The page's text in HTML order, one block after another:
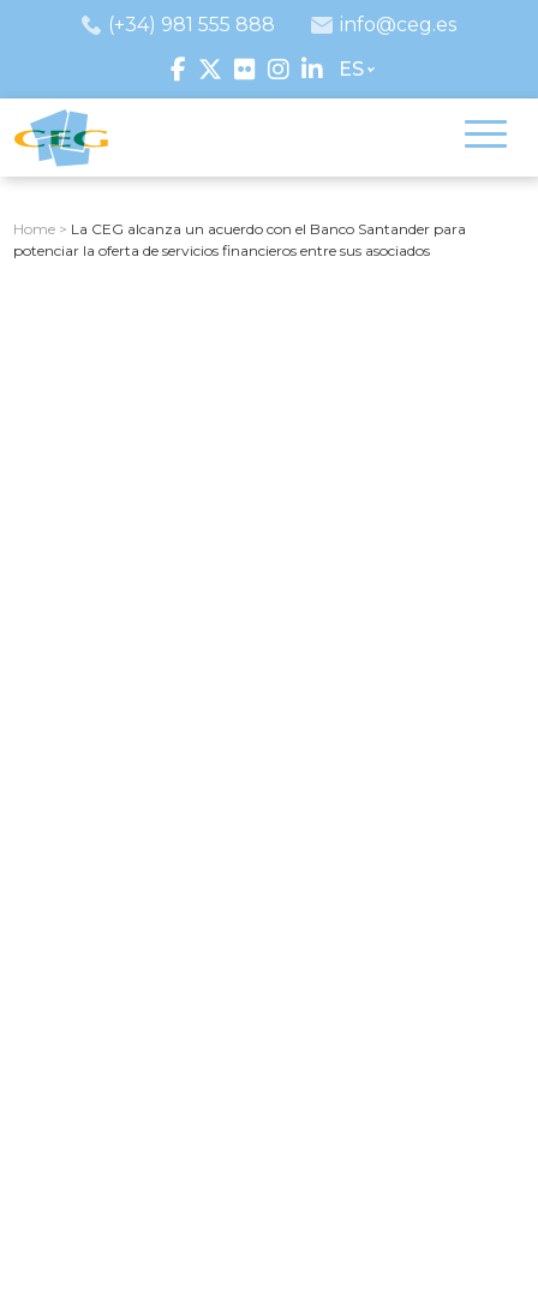
(+34) 981 555 888
info@ceg.es
ES
Home > La CEG alcanza un acuerdo con el Banco Santander para
potenciar la oferta de servicios financieros entre sus asociados